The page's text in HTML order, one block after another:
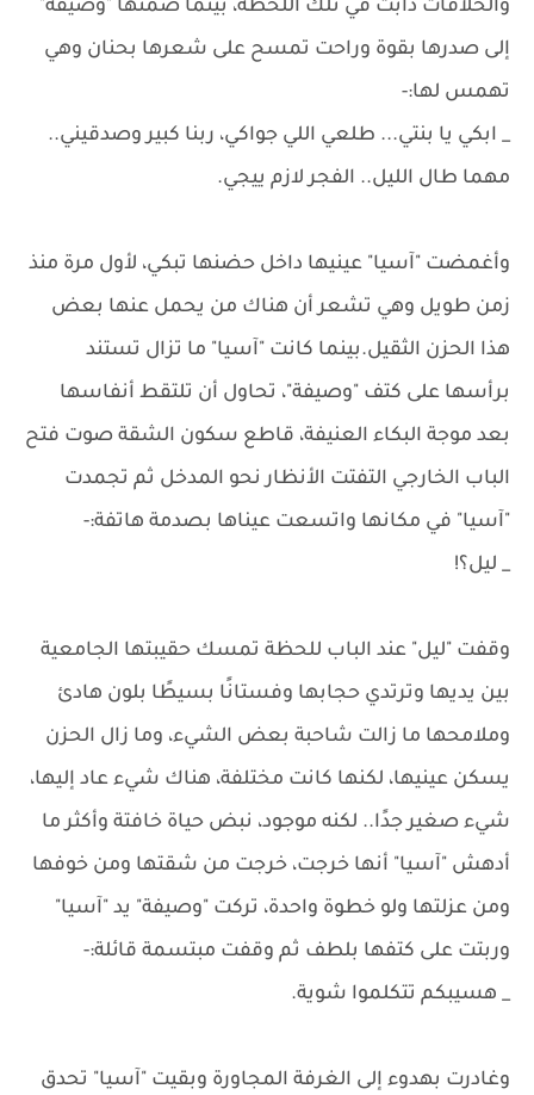
والخلافات ذابت في تلك اللحظة، بينما ضمتها "وصيفة"
إلى صدرها بقوة وراحت تمسح على شعرها بحنان وهي
تهمس لها:-
_ ابكي يا بنتي... طلعي اللي جواكي، ربنا كبير وصدقيني..
مهما طال الليل.. الفجر لازم ييجي.
وأغمضت "آسيا" عينيها داخل حضنها تبكي، لأول مرة منذ
زمن طويل وهي تشعر أن هناك من يحمل عنها بعض
هذا الحزن الثقيل.بينما كانت "آسيا" ما تزال تستند
برأسها على كتف "وصيفة"، تحاول أن تلتقط أنفاسها
بعد موجة البكاء العنيفة، قاطع سكون الشقة صوت فتح
الباب الخارجي التفتت الأنظار نحو المدخل ثم تجمدت
"آسيا" في مكانها واتسعت عيناها بصدمة هاتفة:-
_ ليل؟!
وقفت "ليل" عند الباب للحظة تمسك حقيبتها الجامعية
بين يديها وترتدي حجابها وفستانًا بسيطًا بلون هادئ
وملامحها ما زالت شاحبة بعض الشيء، وما زال الحزن
يسكن عينيها، لكنها كانت مختلفة، هناك شيء عاد إليها،
شيء صغير جدًا.. لكنه موجود، نبض حياة خافتة وأكثر ما
أدهش "آسيا" أنها خرجت، خرجت من شقتها ومن خوفها
ومن عزلتها ولو خطوة واحدة، تركت "وصيفة" يد "آسيا"
وربتت على كتفها بلطف ثم وقفت مبتسمة قائلة:-
_ هسيبكم تتكلموا شوية.
وغادرت بهدوء إلى الغرفة المجاورة وبقيت "آسيا" تحدق